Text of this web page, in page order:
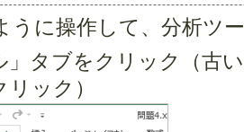
うに操作して、分析ツ
」タブをクリック（古
ック）